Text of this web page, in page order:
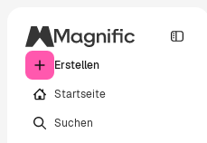
Erstellen
Startseite
Suchen